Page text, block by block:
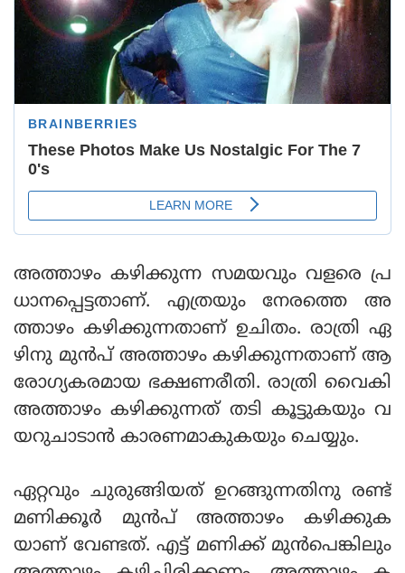
അത്താഴം കഴിക്കുന്ന സമയവും വളരെ പ്ര
ധാനപ്പെട്ടതാണ്. എത്രയും നേരത്തെ അ
ത്താഴം കഴിക്കുന്നതാണ് ഉചിതം. രാത്രി ഏ
ഴിനു മുന്‍പ് അത്താഴം കഴിക്കുന്നതാണ് ആ
രോഗ്യകരമായ ഭക്ഷണരീതി. രാത്രി വൈകി
അത്താഴം കഴിക്കുന്നത് തടി കൂട്ടുകയും വ
യറുചാടാന്‍ കാരണമാകുകയും ചെയ്യും.
ഏറ്റവും ചുരുങ്ങിയത് ഉറങ്ങുന്നതിനു രണ്ട്
മണിക്കൂര്‍ മുന്‍പ് അത്താഴം കഴിക്കുക
യാണ് വേണ്ടത്. എട്ട് മണിക്ക് മുന്‍പെങ്കിലും